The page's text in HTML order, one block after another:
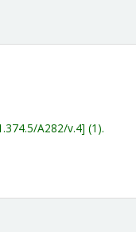
A282/v.4 (1).